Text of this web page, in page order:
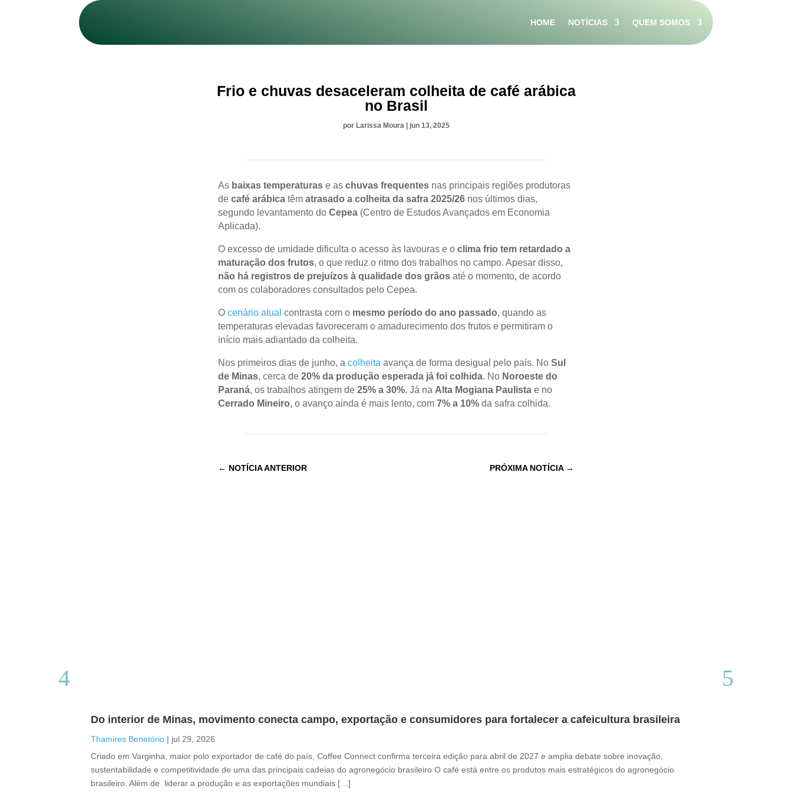
HOME NOTÍCIAS QUEM SOMOS
Frio e chuvas desaceleram colheita de café arábica
no Brasil
por Larissa Moura | jun 13, 2025
As baixas temperaturas e as chuvas frequentesnas principais regiões produtoras
de café arábicatêm atrasado a colheita da safra 2025/26nos últimos dias,
segundo levantamento do Cepea (Centro de Estudos Avançados em Economia
Aplicada).
O excesso de umidade dificulta o acesso às lavouras e o clima frio tem retardado a
maturação dos frutos, o que reduz o ritmo dos trabalhos no campo. Apesar disso,
não há registros de prejuízos à qualidade dos grãosaté o momento, de acordo
com os colaboradores consultados pelo Cepea.
O cenário atual contrasta com o mesmo período do ano passado, quando as
temperaturas elevadas favoreceram o amadurecimento dos frutos e permitiram o
início mais adiantado da colheita.
Nos primeiros dias de junho, a colheita avança de forma desigual pelo país. No Sul
de Minas, cerca de 20% da produção esperada já foi colhida. No Noroeste do
Paraná, os trabalhos atingem de 25% a 30%. Já na Alta Mogiana Paulistae no
Cerrado Mineiro, o avanço ainda é mais lento, com 7% a 10%da safra colhida.
← NOTÍCIA ANTERIOR PRÓXIMA NOTÍCIA→
Do interior de Minas, movimento conecta campo, exportação e consumidores para fortalecer a cafeicultura brasileira
Thamires Benetório | jul 29, 2026
Criado em Varginha, maior polo exportador de café do país, Coffee Connect confirma terceira edição para abril de 2027 e amplia debate sobre inovação,
sustentabilidade e competitividade de uma das principais cadeias do agronegócio brasileiro O café está entre os produtos mais estratégicos do agronegócio
brasileiro. Além de liderar a produção e as exportações mundiais […]